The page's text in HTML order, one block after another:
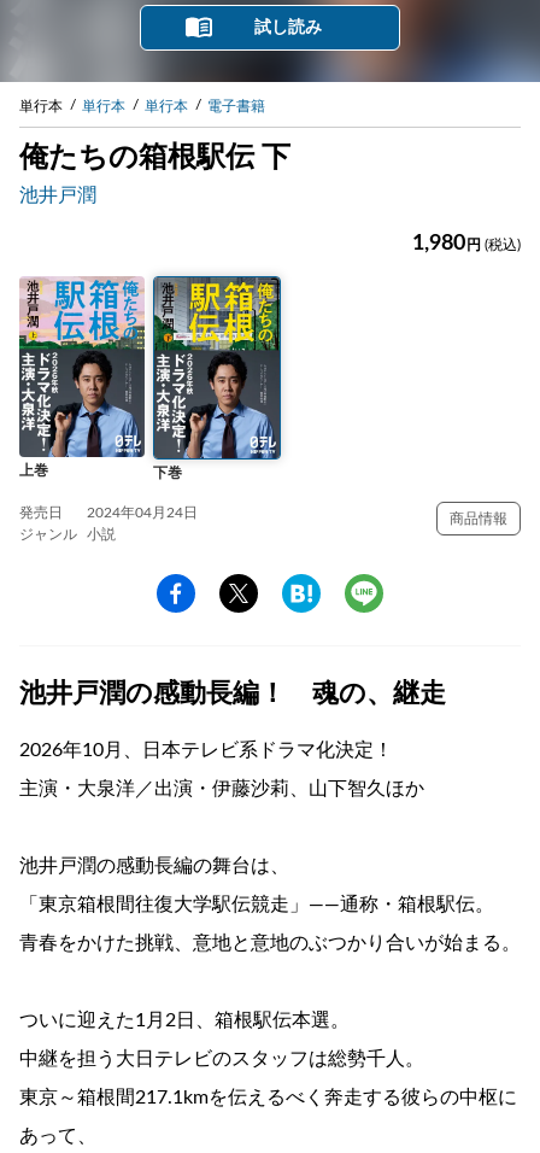
試し読み
単行本 単行本 単行本 電子書籍
俺たちの箱根駅伝 下
池井戸潤
1,980 円 (税込)
上巻 下巻
発売日
2024年04月24日
ジャンル
小説
商品情報
池井戸潤の感動長編！ 魂の、継走
2026年10月、日本テレビ系ドラマ化決定！
主演・大泉洋／出演・伊藤沙莉、山下智久ほか
池井戸潤の感動長編の舞台は、
「東京箱根間往復大学駅伝競走」――通称・箱根駅伝。
青春をかけた挑戦、意地と意地のぶつかり合いが始まる。
ついに迎えた1月2日、箱根駅伝本選。
中継を担う大日テレビのスタッフは総勢千人。
東京～箱根間217.1kmを伝えるべく奔走する彼らの中枢に
あって、